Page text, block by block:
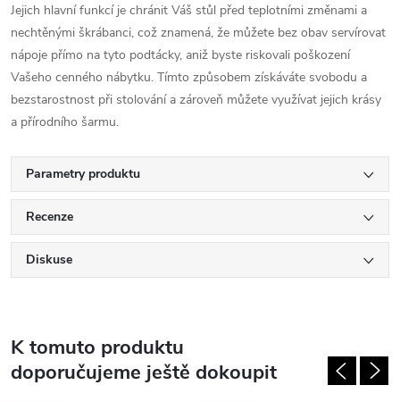
Jejich hlavní funkcí je chránit Váš stůl před teplotními změnami a
nechtěnými škrábanci, což znamená, že můžete bez obav servírovat
nápoje přímo na tyto podtácky, aniž byste riskovali poškození
Vašeho cenného nábytku. Tímto způsobem získáváte svobodu a
bezstarostnost při stolování a zároveň můžete využívat jejich krásy
a přírodního šarmu.
Parametry produktu
Recenze
Diskuse
K tomuto produktu
doporučujeme ještě dokoupit